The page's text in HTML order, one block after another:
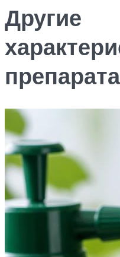
Другие
препарата